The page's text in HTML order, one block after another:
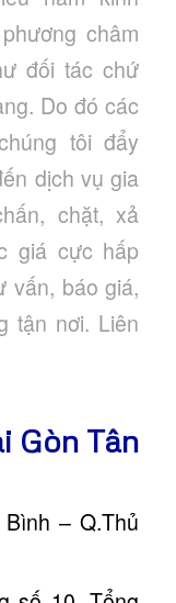
châm
đối tác chứ
Do đó các
tôi đẩy
dịch vụ gia
chặt, xả
giá cực hấp
vấn, báo giá,
tận nơi. Liên
Gòn Tân
– Q.Thủ